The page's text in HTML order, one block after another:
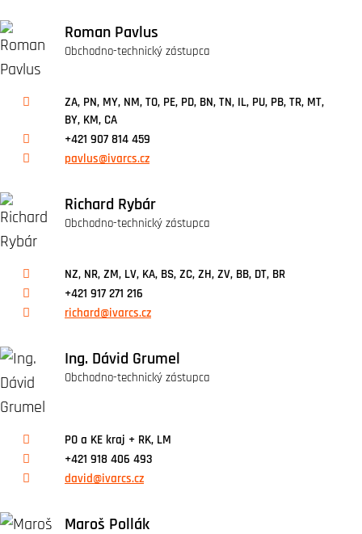
Roman Pavlus
Obchodno-technický zástupca
ZA, PN, MY, NM, TO, PE, PD, BN, TN, IL, PU, PB, TR, MT,
BY, KM, CA
+421 907 814 459
pavlus@ivarcs.cz
Richard Rybár
Obchodno-technický zástupca
NZ, NR, ZM, LV, KA, BS, ZC, ZH, ZV, BB, DT, BR
+421 917 271 216
richard@ivarcs.cz
Ing. Dávid Grumel
Obchodno-technický zástupca
PO a KE kraj + RK, LM
+421 918 406 493
david@ivarcs.cz
Maroš Pollák